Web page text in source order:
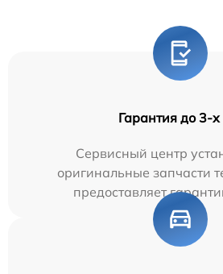
Гарантия до 3-х
Сервисный центр
оригинальные запчасти
предоставляет